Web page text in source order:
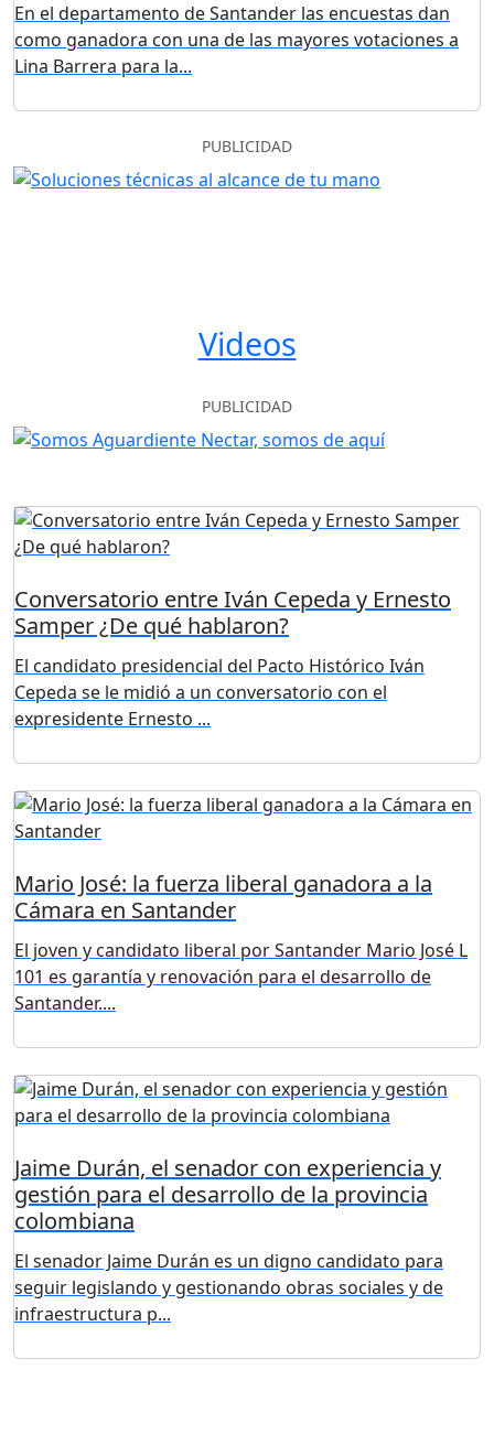
En el departamento de Santander las encuestas dan
como ganadora con una de las mayores votaciones a
Lina Barrera para la...
PUBLICIDAD
Videos
PUBLICIDAD
Conversatorio entre Iván Cepeda y Ernesto
Samper ¿De qué hablaron?
El candidato presidencial del Pacto Histórico Iván
Cepeda se le midió a un conversatorio con el
expresidente Ernesto ...
Mario José: la fuerza liberal ganadora a la
Cámara en Santander
El joven y candidato liberal por Santander Mario José L
101 es garantía y renovación para el desarrollo de
Santander....
Jaime Durán, el senador con experiencia y
gestión para el desarrollo de la provincia
colombiana
El senador Jaime Durán es un digno candidato para
seguir legislando y gestionando obras sociales y de
infraestructura p...